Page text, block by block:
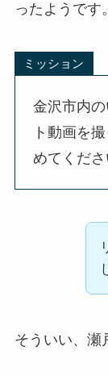
ったようです。
ミッション
金沢市内
ト動画を
めてくださ
そういい、瀬